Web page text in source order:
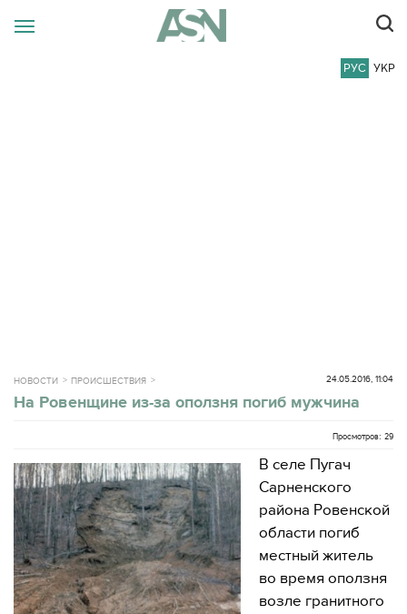
РУС УКР
НОВОСТИ ПРОИСШЕСТВИЯ 24.05.2016, 11:04
На Ровенщине из-за оползня погиб мужчина
Просмотров: 29
В селе Пугач
Сарненского
района Ровенской
области погиб
местный житель
во время оползня
возле гранитного